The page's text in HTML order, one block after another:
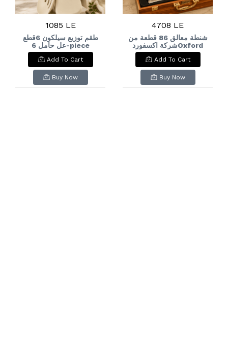
1085 LE
طقم توزيع سيلكون 6قطع
عل حامل 6-piece
silicone dispenser
set on a stand
Add To Cart
Buy Now
4708 LE
شنطة معالق 86 قطعة من
شركة اكسفوردOxford
Cutlery Set, 86
Pieces
Add To Cart
Buy Now